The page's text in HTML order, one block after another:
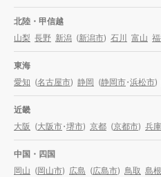
北陸・甲信越
山梨 長野 新潟 (新潟市) 石川 富山
東海
愛知 (名古屋市) 静岡 (静岡市・浜松市)
近畿
大阪 (大阪市・堺市) 京都 (京都市) 兵庫
中国・四国
岡山 (岡山市) 広島 (広島市) 鳥取 島根